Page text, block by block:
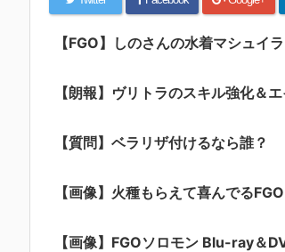
【FGO】しのさんの水着マシュ
【朗報】ヴリトラのスキル強
【質問】ベラリザ付けるなら誰？
【画像】火種もらえて喜んでる
【画像】FGOソロモン Blu-ray